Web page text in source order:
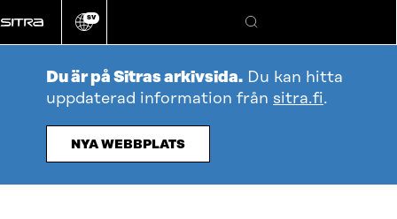
direkt
till
Ändra
språk
SV
Sök
Du är på Sitras arkivsida. Du kan hitta
uppdaterad information från sitra.fi.
NYA WEBBPLATS